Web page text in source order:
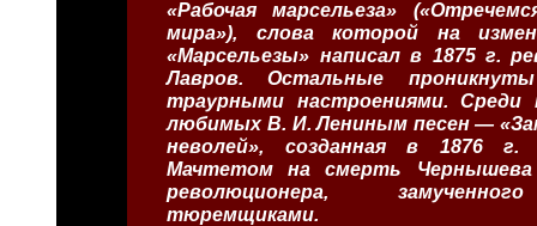
«Рабочая марсельеза»
мира»), слова которой на
«Марсельезы» написал в 1875 г.
Лавров. Остальные
траурными настроениями. Среди
любимых В. И. Лениным песен —
неволей», созданная в 1876 г.
Мачтетом на смерть
революционера,
тюремщиками.